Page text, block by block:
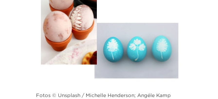
Fotos © Unsplash / Michelle Henderson; Angéle Kamp